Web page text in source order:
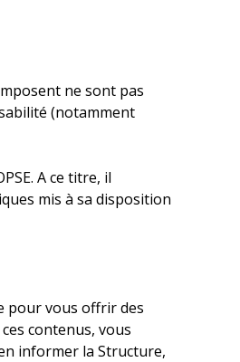
ne sont pas
(notamment
A ce titre, il
mis à sa disposition
pour vous offrir des
contenus, vous
informer la Structure,